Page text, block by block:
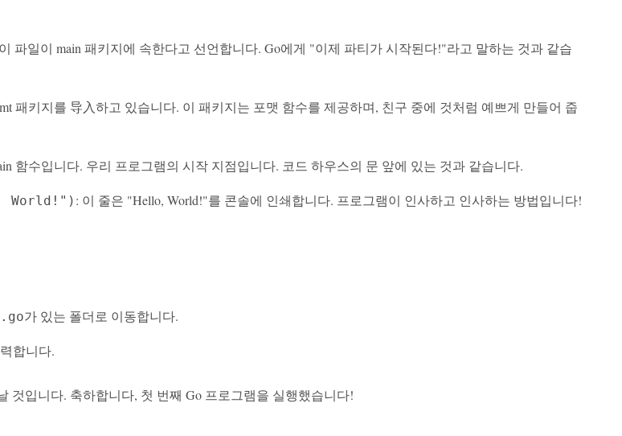
파일이 main 패키지에 속한다고 선언합니다. Go에게 "이제 파티가 시작된다!"라고 말하는 것과 같습
패키지를 导入하고 있습니다. 이 패키지는 포맷 함수를 제공하며, 친구 중에 것처럼 예쁘게 만들어 줍
함수입니다. 우리 프로그램의 시작 지점입니다. 코드 하우스의 문 앞에 있는 것과 같습니다.
World!") : 이 줄은 "Hello, World!"를 콘솔에 인쇄합니다. 프로그램이 인사하고 인사하는 방법입니다!
가 있는 폴더로 이동합니다.
합니다.
것입니다. 축하합니다, 첫 번째 Go 프로그램을 실행했습니다!